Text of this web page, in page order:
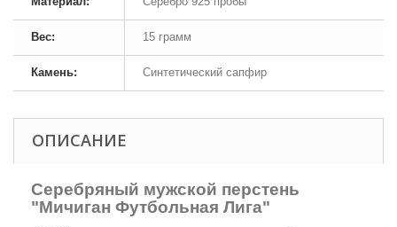
Вес: 15 грамм
Камень: Синтетический сапфир
ОПИСАНИЕ
Серебряный мужской перстень
"Мичиган Футбольная Лига"